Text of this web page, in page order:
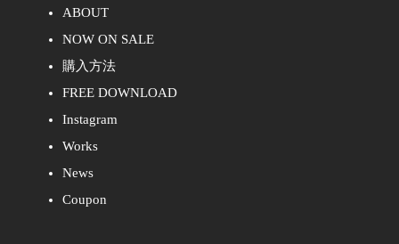
ABOUT
NOW ON SALE
購入方法
FREE DOWNLOAD
Instagram
Works
News
Coupon